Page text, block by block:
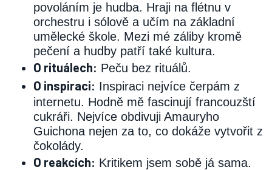
povoláním je hudba. Hraji na flétnu v
orchestru i sólově a učím na základní
umělecké škole. Mezi mé záliby kromě
pečení a hudby patří také kultura.
O rituálech: Peču bez rituálů.
O inspiraci: Inspiraci nejvíce čerpám z
internetu. Hodně mě fascinují francouzští
cukráři. Nejvíce obdivuji Amauryho
Guichona nejen za to, co dokáže vytvořit z
čokolády.
O reakcích: Kritikem jsem sobě já sama.